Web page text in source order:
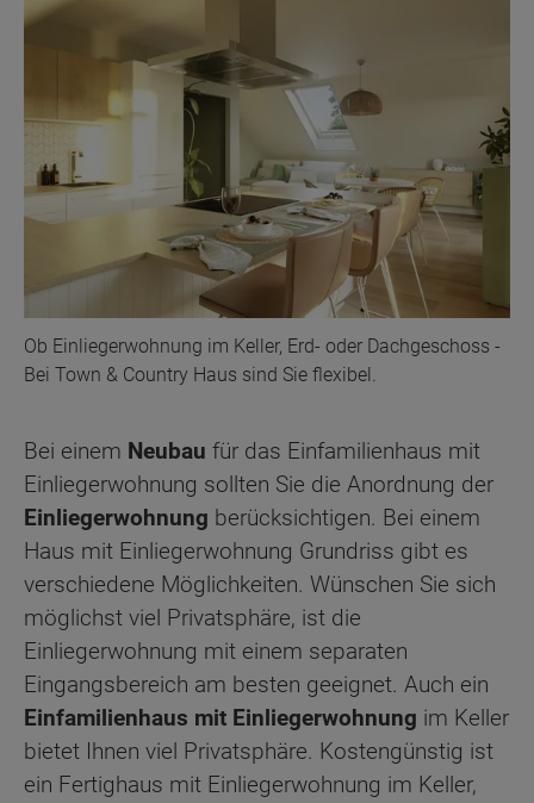
Ob Einliegerwohnung im Keller, Erd- oder Dachgeschoss -
Bei Town & Country Haus sind Sie flexibel.
Bei einem Neubau für das Einfamilienhaus mit
Einliegerwohnung sollten Sie die Anordnung der
Einliegerwohnung berücksichtigen. Bei einem
Haus mit Einliegerwohnung Grundriss gibt es
verschiedene Möglichkeiten. Wünschen Sie sich
möglichst viel Privatsphäre, ist die
Einliegerwohnung mit einem separaten
Eingangsbereich am besten geeignet. Auch ein
Einfamilienhaus mit Einliegerwohnung im Keller
bietet Ihnen viel Privatsphäre. Kostengünstig ist
ein Fertighaus mit Einliegerwohnung im Keller,